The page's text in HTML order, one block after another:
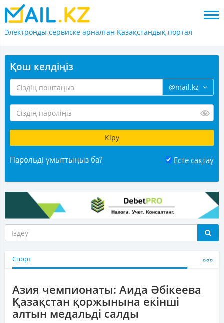
Электронды сервиске арналған Қазақстандық портал
Қош келдіңіз
@mail.kz
Парольді ұмыттыңыз ба? Есте сақтау
Спорт
Азия чемпионаты: Аида Әбікеева
Қазақстан қоржынына екінші
алтын медальді салды